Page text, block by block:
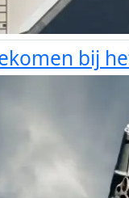
bij